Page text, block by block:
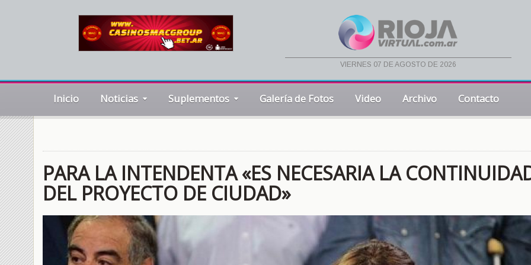
viernes 07 de agosto de 2026
Inicio Noticias Suplementos Galería de Fotos Video Archivo Contacto
PARA LA INTENDENTA «ES NECESARIA LA
DEL PROYECTO DE CIUDAD»